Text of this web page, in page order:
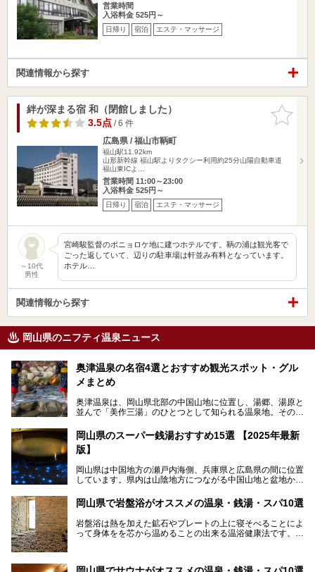
営業時間
入浴料金 525円～
日帰り 宿泊 エステ・マッサージ
関連情報から探す
お気に入
りに追加
絆が深まる宿 和（閉館しました）
3.5点/ 6 件
広島県 / 福山市鞆町
福山駅11.92km
山形新幹線 福山駅よりタクシー利用約25分山陽自動車道
福山東ICよ…
営業時間 11:00～23:00
入浴料金 525円～
日帰り 宿泊 エステ・マッサージ
～10代
男性
宮崎駿監督のポニョロケ地に建つホテルです。鞆の浦は観光客で
ごった返していて、辺りの駐車場は軒並み有料となっています。
ホテル…
関連情報から探す
岡山県のニフティ温泉ニュース
奥津温泉の名宿4選とおすすめ観光スポット・グル
メまとめ
奥津温泉は、岡山県北部の中国山地に位置し、湯郷、湯原と
並んで「美作三湯」のひとつとして知られる温泉地。その泉
す。
この記事では、奥津温泉で宿泊におすすめの宿、観光スポッ
を存分に味わい、癒しの旅を楽しんでくださいね。
岡山県のスーパー銭湯おすすめ15選 【2025年最新
版】
岡山県は中国地方の瀬戸内海側、兵庫県と広島県の間に位置
しています。県内は山陰地方につながる中国山地と盆地から
海に多数の島々が浮かぶ瀬戸内海に面した南部に分けられま
す。年間を通じて降水量が少ない「晴れの国」で、モモやブ
ドウなど果物の栽培が盛んなうえ、その品質の高さは全国的
にも有名です。
ます。ここでは、岡山県で評判のスーパー銭湯をご紹介しま
岡山県で岩盤浴がオススメの温泉・銭湯・スパ10選
岩盤浴は熱を加えた鉱石やプレートの上に寝そべることによ
って身体をを芯から温めることの出来る温浴健康法です。じ